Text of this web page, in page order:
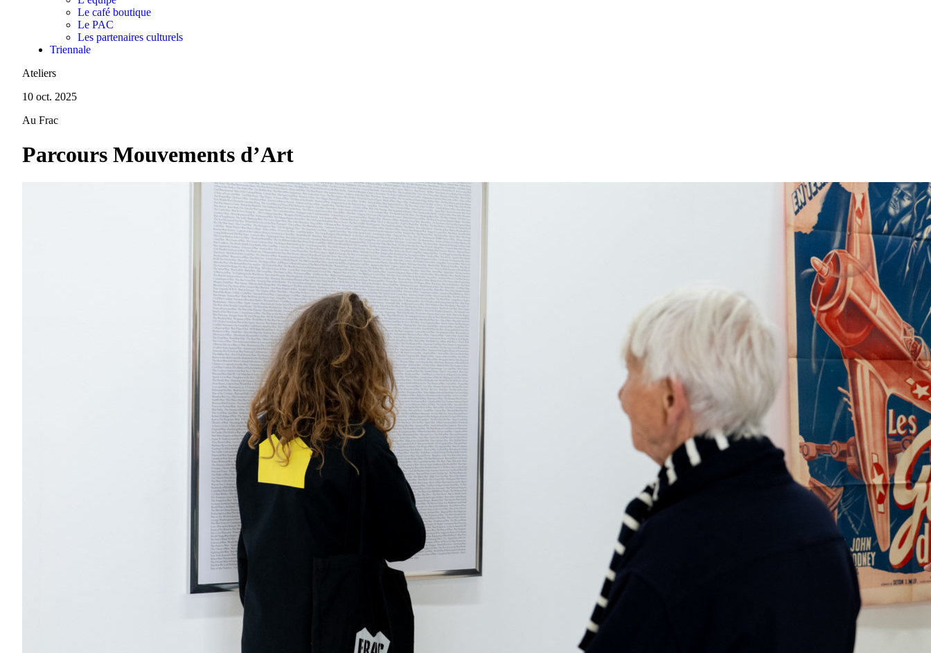
Le café boutique
Le PAC
Les partenaires culturels
Triennale
Ateliers
10 oct. 2025
Au Frac
Parcours Mouvements d’Art